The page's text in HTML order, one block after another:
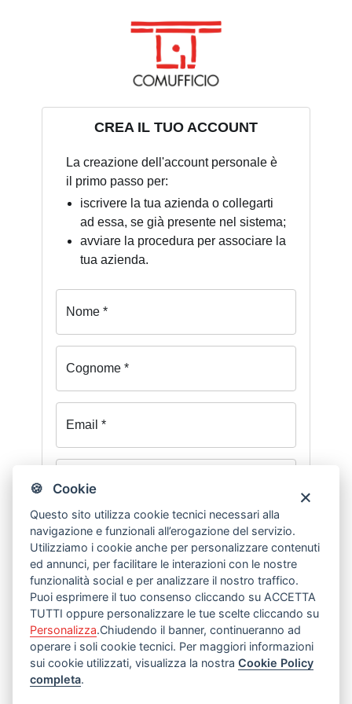
🍪 Cookie
Questo sito utilizza cookie tecnici necessari alla
navigazione e funzionali all’erogazione del servizio.
Utilizziamo i cookie anche per personalizzare contenuti
ed annunci, per facilitare le interazioni con le nostre
funzionalità social e per analizzare il nostro traffico.
Puoi esprimere il tuo consenso cliccando su ACCETTA
TUTTI oppure personalizzare le tue scelte cliccando su
Personalizza.Chiudendo il banner, continueranno ad
operare i soli cookie tecnici. Per maggiori informazioni
sui cookie utilizzati, visualizza la nostraCookie Policy
completa.
CREA IL TUO ACCOUNT
La creazione dell'account personale è
il primo passo per:
iscrivere la tua azienda o collegarti
ad essa, se già presente nel sistema;
avviare la procedura per associare la
tua azienda.
Nome *
Cognome *
Email *
Password *
Conferma password *
* Campi obbligatori
REGISTRATI